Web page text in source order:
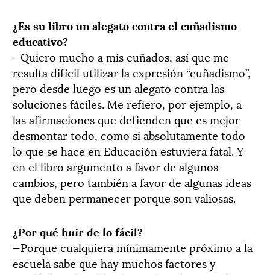
¿Es su libro un alegato contra el cuñadismo
educativo?
—Quiero mucho a mis cuñados, así que me
resulta difícil utilizar la expresión “cuñadismo”,
pero desde luego es un alegato contra las
soluciones fáciles. Me refiero, por ejemplo, a
las afirmaciones que defienden que es mejor
desmontar todo, como si absolutamente todo
lo que se hace en Educación estuviera fatal. Y
en el libro argumento a favor de algunos
cambios, pero también a favor de algunas ideas
que deben permanecer porque son valiosas.
¿Por qué huir de lo fácil?
—Porque cualquiera mínimamente próximo a la
escuela sabe que hay muchos factores y